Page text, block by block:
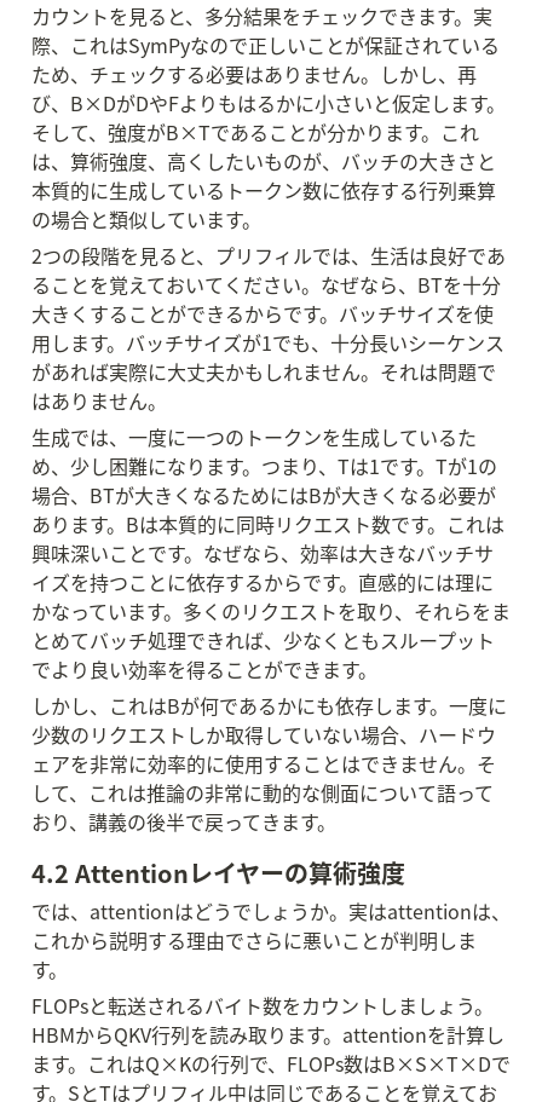
カウントを見ると、多分結果をチェックできます。実
際、これはSymPyなので正しいことが保証されている
ため、チェックする必要はありません。しかし、再
び、B×DがDやFよりもはるかに小さいと仮定します。
そして、強度がB×Tであることが分かります。これ
は、算術強度、高くしたいものが、バッチの大きさと
本質的に生成しているトークン数に依存する行列乗算
の場合と類似しています。
2つの段階を見ると、プリフィルでは、生活は良好であ
ることを覚えておいてください。なぜなら、BTを十分
大きくすることができるからです。バッチサイズを使
用します。バッチサイズが1でも、十分長いシーケンス
があれば実際に大丈夫かもしれません。それは問題で
はありません。
生成では、一度に一つのトークンを生成しているた
め、少し困難になります。つまり、Tは1です。Tが1の
場合、BTが大きくなるためにはBが大きくなる必要が
あります。Bは本質的に同時リクエスト数です。これは
興味深いことです。なぜなら、効率は大きなバッチサ
イズを持つことに依存するからです。直感的には理に
かなっています。多くのリクエストを取り、それらをま
とめてバッチ処理できれば、少なくともスループット
でより良い効率を得ることができます。
しかし、これはBが何であるかにも依存します。一度に
少数のリクエストしか取得していない場合、ハードウ
ェアを非常に効率的に使用することはできません。そ
して、これは推論の非常に動的な側面について語って
おり、講義の後半で戻ってきます。
4.2 Attentionレイヤーの算術強度
では、attentionはどうでしょうか。実はattentionは、
これから説明する理由でさらに悪いことが判明しま
す。
FLOPsと転送されるバイト数をカウントしましょう。
HBMからQKV行列を読み取ります。attentionを計算し
ます。これはQ×Kの行列で、FLOPs数はB×S×T×Dで
す。SとTはプリフィル中は同じであることを覚えてお